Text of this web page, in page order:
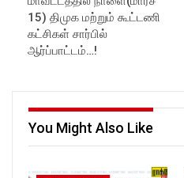
Like us on:
https://www.facebook.com/R
ockforttimes
Follow us on:
https://twitter.com/ROCKFOR
T_TIMES
15) திமுக மற்றும் கூட்டணி
கட்சிகள் சார்பில்
ஆர்ப்பாட்டம்…!
You Might Also Like